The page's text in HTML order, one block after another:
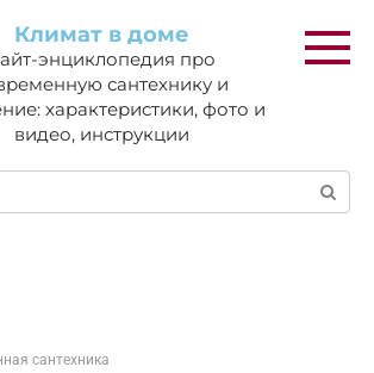
Климат в доме
энциклопедия про
сантехнику и
характеристики, фото и
видео, инструкции
сантехника